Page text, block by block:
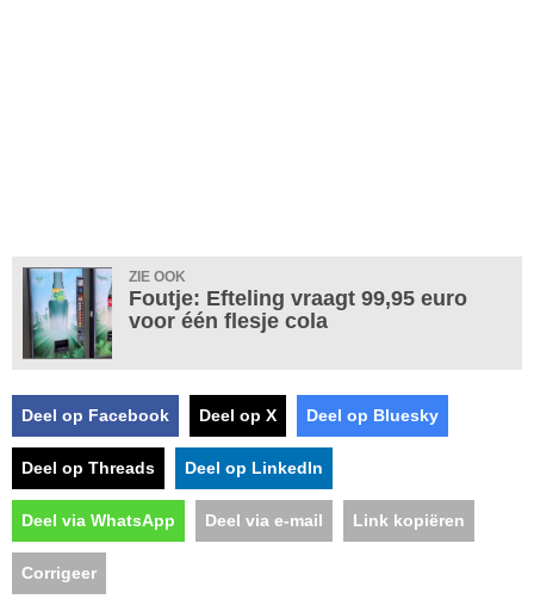
ZIE OOK
Foutje: Efteling vraagt 99,95 euro
voor één flesje cola
Deel op Facebook Deel op X Deel op Bluesky
Deel op Threads Deel op LinkedIn
Deel via WhatsApp Deel via e-mail Link kopiëren
Corrigeer